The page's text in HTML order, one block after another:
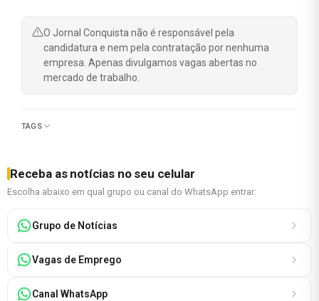
O Jornal Conquista não é responsável pela
candidatura e nem pela contratação por nenhuma
empresa. Apenas divulgamos vagas abertas no
mercado de trabalho.
TAGS
Receba as notícias no seu celular
Escolha abaixo em qual grupo ou canal do WhatsApp entrar:
Grupo de Notícias
Vagas de Emprego
Canal WhatsApp